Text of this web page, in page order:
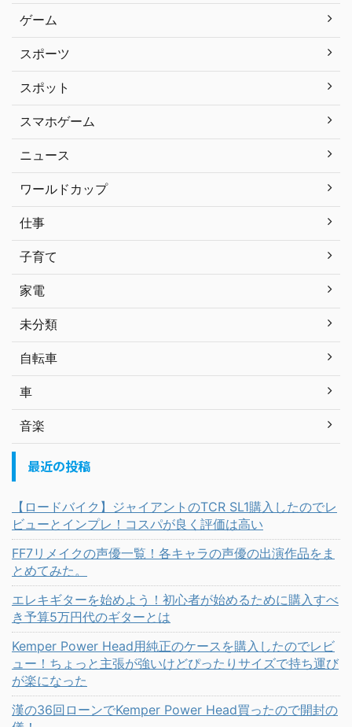
ゲーム
スポーツ
スポット
スマホゲーム
ニュース
ワールドカップ
仕事
子育て
家電
未分類
自転車
車
音楽
最近の投稿
【ロードバイク】ジャイアントのTCR SL1購入したのでレ
ビューとインプレ！コスパが良く評価は高い
FF7リメイクの声優一覧！各キャラの声優の出演作品をま
とめてみた。
エレキギターを始めよう！初心者が始めるために購入すべ
き予算5万円代のギターとは
Kemper Power Head用純正のケースを購入したのでレビ
ュー！ちょっと主張が強いけどぴったりサイズで持ち運び
が楽になった
漢の36回ローンでKemper Power Head買ったので開封の